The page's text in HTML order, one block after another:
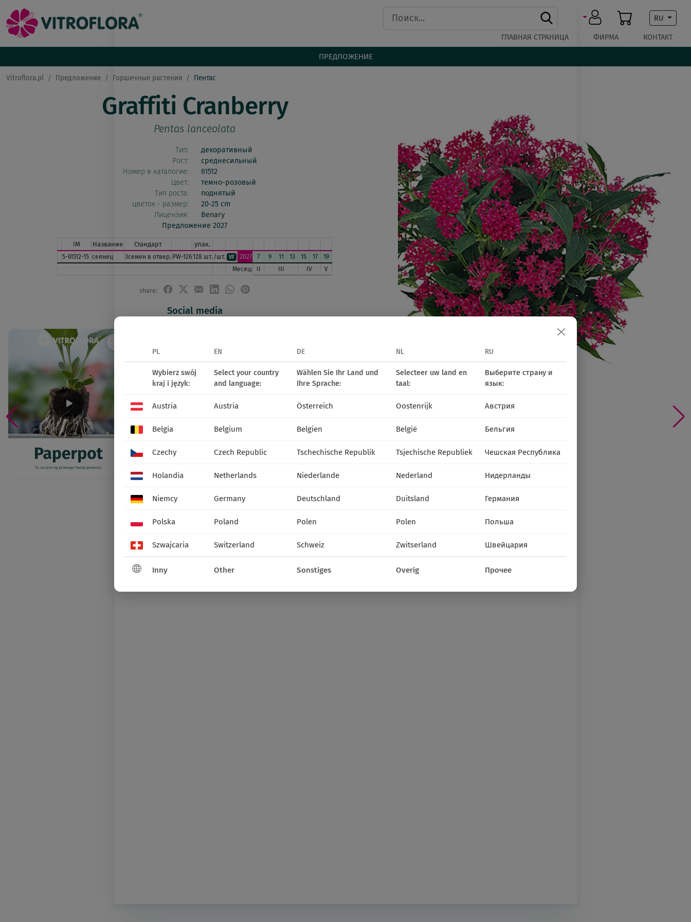
RU
ГЛАВНАЯ СТРАНИЦА ФИРМА КОНТАКТ
ПРЕДЛОЖЕНИЕ
Vitroflora.pl Предложение Горшечные растения Пентас
Graffiti Cranberry
Pentas lanceolata
Тип:
декоративный
Рост:
среднесильный
Номер в каталогие:
61512
Цвет:
темно-розовый
Тип роста:
поднятый
цветок - размер:
20-25 cm
Лицензия:
Benary
Предложение 2027
IM Название Стандарт упак.
5-61512-15 сеянец 3семен в отвер. PW-126128 шт. /шт. VF 2027 7 9 11 13 15 17
19
Месяц:
IV V
share:
Social media
PL EN DE NL RU
Wybierz swój
kraj i język:
Select your country
and language:
Wählen Sie Ihr Land und
Ihre Sprache:
Selecteer uw land en
taal:
Выберите страну и
язык:
Austria Austria Österreich Oostenrijk Австрия
Belgia Belgium Belgien België Бельгия
Czechy Czech Republic Tschechische Republik Tsjechische Republiek Чешская Республика
Holandia Netherlands Niederlande Nederland Нидерланды
Niemcy Germany Deutschland Duitsland Германия
Polska Poland Polen Polen Польша
Szwajcaria Switzerland Schweiz Zwitserland Швейцария
Inny Other Sonstiges Overig Прочее